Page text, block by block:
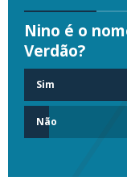
Nino é o
Verdão?
Sim
Não